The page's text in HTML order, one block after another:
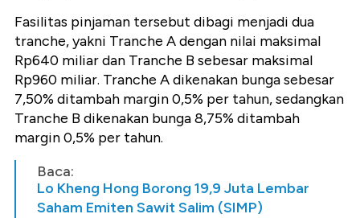
Fasilitas pinjaman tersebut dibagi menjadi dua
tranche, yakni Tranche A dengan nilai maksimal
Rp640 miliar dan Tranche B sebesar maksimal
Rp960 miliar. Tranche A dikenakan bunga sebesar
7,50% ditambah margin 0,5% per tahun, sedangkan
Tranche B dikenakan bunga 8,75% ditambah
margin 0,5% per tahun.
Baca:
Lo Kheng Hong Borong 19,9 Juta Lembar
Saham Emiten Sawit Salim (SIMP)